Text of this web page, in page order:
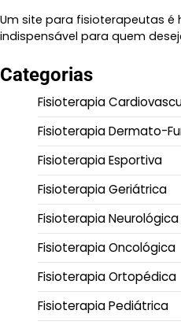
Um site para fisioterapeutas é
indispensável para quem
Categorias
Fisioterapia
Fisioterapia Dermato-
Fisioterapia Esportiva
Fisioterapia Geriátrica
Fisioterapia Neurológica
Fisioterapia Oncológica
Fisioterapia Ortopédica
Fisioterapia Pediátrica